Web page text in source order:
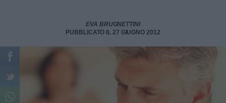
EVA BRUGNETTINI
PUBBLICATO IL 27 GIUGNO 2012